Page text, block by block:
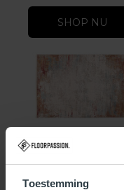
Toestemming
SHOP NU
Safi 45 - Vintage
Safi 45 - Vintage tapijt